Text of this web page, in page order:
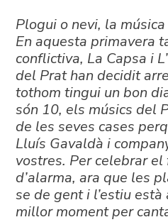
Plogui o nevi, la
En aquesta primavera
conflictiva, La Capsa i
del Prat han decidit
tothom tingui un bon
són 10, els músics del
de les seves cases
Lluís Gavaldà i
vostres. Per celebrar
d’alarma, ara que les
se de gent i l’estiu
millor moment per